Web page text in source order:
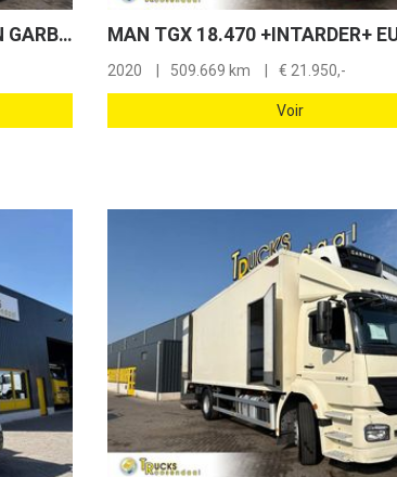
Mercedes-Benz Axor 1829 +FAUN GARBAGE TRUCK 14.5 m3 + PERFECT WORKING + EURO 5 + 3 CHAIRS MAN TGX 18.470 +INTARDER+
2020 509.669 km €21.950,-
Voir